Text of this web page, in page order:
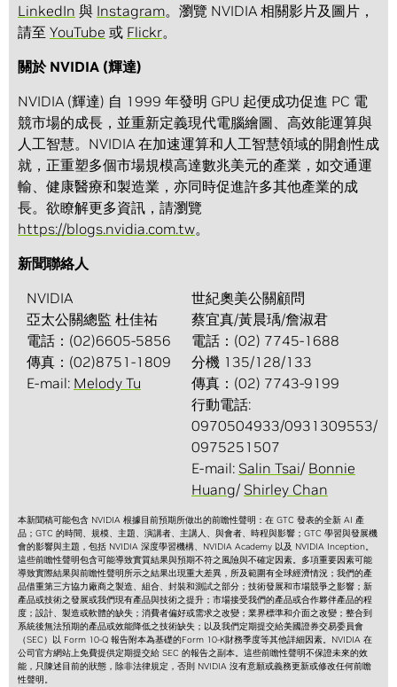
LinkedIn 與 Instagram。瀏覽 NVIDIA 相關影片及圖片，
請至 YouTube 或 Flickr。
關於 NVIDIA (輝達)
NVIDIA (輝達) 自 1999 年發明 GPU 起便成功促進 PC 電
競市場的成長，並重新定義現代電腦繪圖、高效能運算與
人工智慧。NVIDIA 在加速運算和人工智慧領域的開創性成
就，正重塑多個市場規模高達數兆美元的產業，如交通運
輸、健康醫療和製造業，亦同時促進許多其他產業的成
長。欲瞭解更多資訊，請瀏覽
https://blogs.nvidia.com.tw。
新聞聯絡人
NVIDIA
亞太公關總監 杜佳祐
電話：(02)6605-5856
傳真：(02)8751-1809
E-mail: Melody Tu
世紀奧美公關顧問
蔡宜真/黃晨瑀/詹淑君
電話：(02) 7745-1688
分機 135/128/133
傳真：(02) 7743-9199
行動電話:
0970504933/0931309553/
0975251507
E-mail: Salin Tsai/ Bonnie
Huang/ Shirley Chan
本新聞稿可能包含 NVIDIA 根據目前預期所做出的前瞻性聲明：在 GTC 發表的全新 AI 產
品；GTC 的時間、規模、主題、演講者、主講人、與會者、時程與影響；GTC 學習與發展機
會的影響與主題，包括 NVIDIA 深度學習機構、NVIDIA Academy 以及 NVIDIA Inception。
這些前瞻性聲明包含可能導致實質結果與預期不符之風險與不確定因素。多項重要因素可能
導致實際結果與前瞻性聲明所示之結果出現重大差異，所及範圍有全球經濟情況；我們的產
品借重第三方協力廠商之製造、組合、封裝和測試之部分；技術發展和市場競爭之影響；新
產品或技術之發展或我們現有產品與技術之提升；市場接受我們的產品或合作夥伴產品的程
度；設計、製造或軟體的缺失；消費者偏好或需求之改變；業界標準和介面之改變；整合到
系統後無法預期的產品或效能降低之技術缺失；以及我們定期提交給美國證券交易委員會
（SEC）以 Form 10-Q 報告附本為基礎的Form 10-K財務季度等其他詳細因素。NVIDIA 在
公司官方網站上免費提供定期提交給 SEC 的報告之副本。這些前瞻性聲明不保證未來的效
能，只陳述目前的狀態，除非法律規定，否則 NVIDIA 沒有意願或義務更新或修改任何前瞻
性聲明。